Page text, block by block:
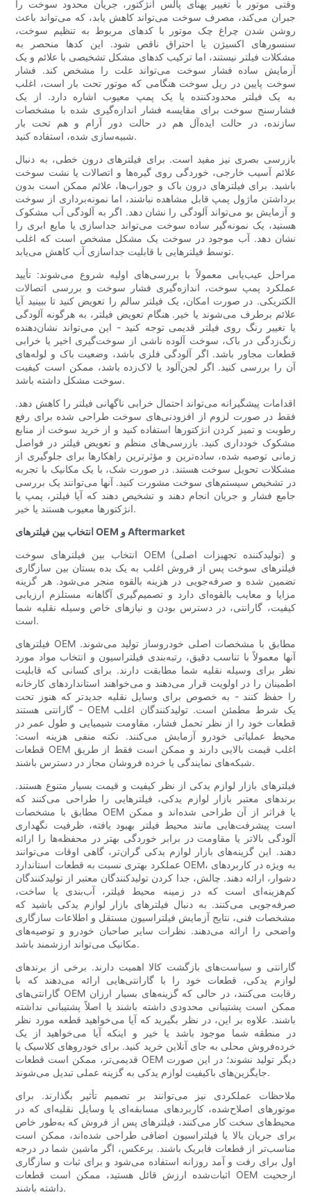
وقتی موتور با تغییر پهنای پالس انژکتور، جریان محدود سوخت را
جبران می‌کند، مصرف سوخت می‌تواند کاهش یابد، که می‌تواند باعث
روشن شدن چراغ چک موتور با کدهای مربوط به تنظیم سوخت،
سنسورهای اکسیژن یا احتراق ناقص شود. این کدها منحصر به
مشکلات فیلتر نیستند، اما ترکیب کدهای مشکل تشخیصی با علائم و یک
آزمایش ساده فشار سوخت می‌تواند علت را مشخص کند. فشار
سوخت پایین در ریل سوخت هنگامی که موتور تحت بار است، اغلب
به یک فیلتر محدودکننده یا یک پمپ معیوب اشاره دارد. از یک
فشارسنج سوخت برای مقایسه فشار اندازه‌گیری شده با مشخصات
سازنده، در حالت ایده‌آل هم در حالت دور آرام و هم تحت بار
شبیه‌سازی شده، استفاده کنید.
بازرسی بصری نیز مفید است. برای فیلترهای درون خطی، به دنبال
علائم آسیب خارجی، خوردگی روی گیره‌ها و اتصالات یا نشت سوخت
باشید. برای فیلترهای درون باک و جوراب‌ها، علائم ممکن است بدون
برداشتن ماژول پمپ قابل مشاهده نباشند، اما نمونه‌برداری از سوخت
و آزمایش بو می‌تواند آلودگی را نشان دهد. اگر به آلودگی آب مشکوک
هستید، یک نمونه‌گیر ساده سوخت می‌تواند جداسازی یا مایع ابری را
نشان دهد. آب موجود در سوخت یک مشکل مشخص است که اغلب
توسط فیلترهایی با قابلیت جداسازی آب کاهش می‌یابد.
مراحل عیب‌یابی معمولاً با بررسی‌های اولیه شروع می‌شوند: تأیید
عملکرد پمپ سوخت، اندازه‌گیری فشار سوخت و بررسی اتصالات
الکتریکی. در صورت امکان، یک فیلتر سالم را تعویض کنید تا ببینید آیا
علائم برطرف می‌شوند یا خیر. هنگام تعویض فیلتر، به هرگونه آلودگی
یا تغییر رنگ روی فیلتر قدیمی توجه کنید - این می‌تواند نشان‌دهنده
زنگ‌زدگی در باک، سوخت آلوده ناشی از سوخت‌گیری اخیر یا خرابی
قطعات مجاور باشد. اگر آلودگی فلزی باشد، وضعیت باک و لوله‌های
آن را بررسی کنید. اگر لجن‌آلود یا لاک‌زده باشد، ممکن است کیفیت
سوخت مشکل داشته باشد.
اقدامات پیشگیرانه می‌تواند احتمال خرابی ناگهانی فیلتر را کاهش دهد.
فقط در صورت لزوم از افزودنی‌های سوخت طراحی شده برای رفع
رطوبت و تمیز کردن انژکتورها استفاده کنید و از خرید سوخت از منابع
مشکوک خودداری کنید. بازرسی‌های منظم و تعویض فیلتر در فواصل
زمانی توصیه شده، ساده‌ترین و مؤثرترین راهکارها برای جلوگیری از
مشکلات تحویل سوخت هستند. در صورت شک، با یک مکانیک با تجربه
در تشخیص سیستم‌های سوخت مشورت کنید. آنها می‌توانند یک بررسی
جامع فشار و جریان انجام دهند و تشخیص دهند که آیا فیلتر، پمپ یا
انژکتورها معیوب هستند یا خیر.
انتخاب بین فیلترهای OEM و Aftermarket
انتخاب بین فیلترهای سوخت OEM (تولیدکننده تجهیزات اصلی) و
فیلترهای سوخت پس از فروش اغلب به یک بده بستان بین سازگاری
تضمین شده و صرفه‌جویی در هزینه بالقوه منجر می‌شود. هر گزینه
مزایا و معایب بالقوه‌ای دارد و تصمیم‌گیری آگاهانه مستلزم ارزیابی
کیفیت، گارانتی، در دسترس بودن و نیازهای خاص وسیله نقلیه شما
است.
فیلترهای OEM مطابق با مشخصات اصلی خودروساز تولید می‌شوند.
آنها معمولاً با تناسب دقیق، رتبه‌بندی فیلتراسیون و انتخاب مواد مورد
نظر برای وسیله نقلیه شما مطابقت دارند. برای کسانی که قابلیت
اطمینان را در اولویت قرار می‌دهند و می‌خواهند استانداردهای کارخانه
را حفظ کنند - به خصوص برای وسایل نقلیه جدیدتر که هنوز تحت
گارانتی هستند - OEM یک شرط مطمئن است. تولیدکنندگان اغلب
قطعات خود را از نظر تحمل فشار، مقاومت شیمیایی و طول عمر در
محیط عملیاتی خودرو آزمایش می‌کنند. نکته منفی هزینه است:
قطعات OEM اغلب قیمت بالایی دارند و ممکن است فقط از طریق
شبکه‌های نمایندگی یا خرده فروشان مجاز در دسترس باشند.
فیلترهای بازار لوازم یدکی از نظر کیفیت و قیمت بسیار متنوع هستند.
برندهای معتبر بازار لوازم یدکی، فیلترهایی را طراحی می‌کنند که
مطابق با مشخصات OEM یا فراتر از آن طراحی شده‌اند و ممکن
است پیشرفت‌هایی مانند محیط فیلتر بهبود یافته، ظرفیت نگهداری
آلودگی بالاتر یا مقاومت در برابر خوردگی بهتر در محفظه‌ها را ارائه
دهند. این گزینه‌های بازار لوازم یدکی گران‌تر، گاهی اوقات می‌توانند
عملکرد بهتری نسبت به قطعات استاندارد OEM، به ویژه در کاربردهای
دشوار، ارائه دهند. چالش، جدا کردن تولیدکنندگان معتبر از تولیدکنندگان
کم‌هزینه‌ای است که در زمینه محیط فیلتر، آب‌بندی یا ساخت،
صرفه‌جویی می‌کنند. به دنبال فیلترهای بازار لوازم یدکی باشید که
مشخصات فنی، نتایج آزمایش فیلتراسیون مستقل و اطلاعات سازگاری
واضحی را ارائه می‌دهند. نظرات سایر صاحبان خودرو و توصیه‌های
مکانیک می‌تواند ارزشمند باشد.
گارانتی و سیاست‌های بازگشت کالا اهمیت دارند. برخی از برندهای
لوازم یدکی، قطعات خود را با گارانتی‌هایی ارائه می‌دهند که با
گارانتی‌های OEM رقابت می‌کنند، در حالی که گزینه‌های بسیار ارزان
ممکن است پشتیبانی محدودی داشته باشند یا اصلاً پشتیبانی نداشته
باشند. علاوه بر این، در نظر بگیرید که آیا می‌خواهید قطعه مورد نظر
در منطقه شما موجود باشد یا خیر و اینکه آیا می‌خواهید از یک
خرده‌فروش محلی به جای آنلاین خرید کنید. برای خودروهای کلاسیک یا
قدیمی‌تر، ممکن است قطعات OEM دیگر تولید نشوند؛ در این صورت
جایگزین‌های باکیفیت لوازم یدکی به گزینه عملی تبدیل می‌شوند.
ملاحظات عملکردی نیز می‌توانند بر تصمیم تأثیر بگذارند. برای
موتورهای اصلاح‌شده، کاربردهای مسابقه‌ای یا وسایل نقلیه‌ای که در
محیط‌های سخت کار می‌کنند، فیلترهای پس از فروش که به‌طور خاص
برای جریان بالا یا فیلتراسیون اضافی طراحی شده‌اند، ممکن است
مناسب‌تر از قطعات فابریک باشند. برعکس، اگر ماشین شما در درجه
اول برای رفت و آمد روزانه استفاده می‌شود و برای ثبات و سازگاری
اثبات‌شده ارزش قائل هستید، ممکن است قطعات OEM ارجحیت
داشته باشند.